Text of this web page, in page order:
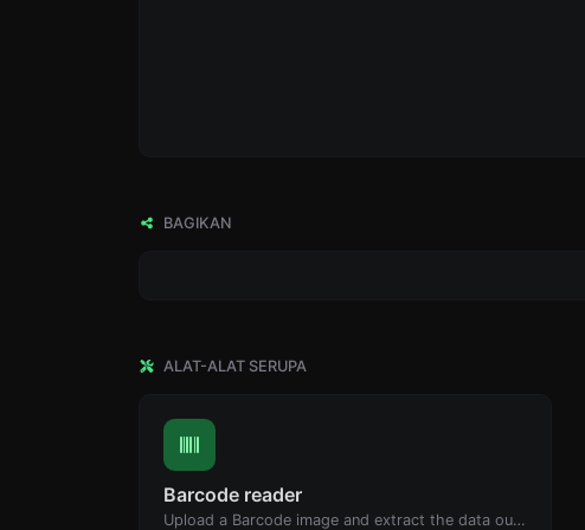
BAGIKAN
ALAT-ALAT SERUPA
Barcode reader
Upload a Barcode image and extract the data out of it.